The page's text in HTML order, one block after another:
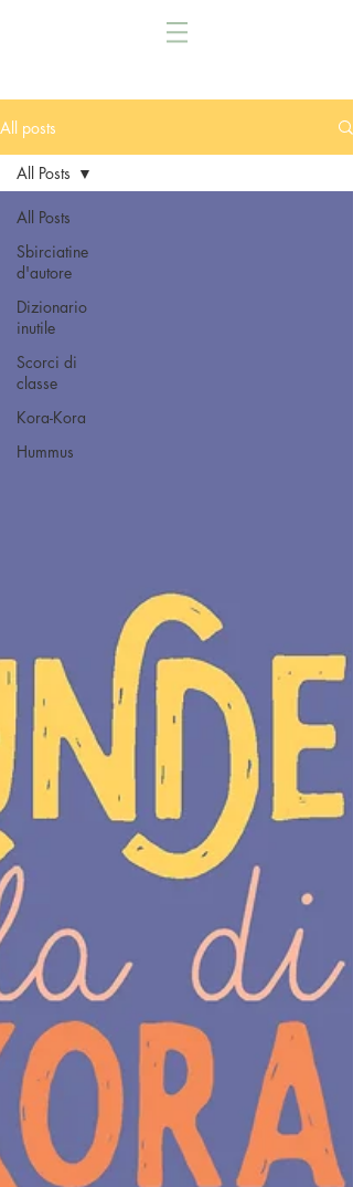
All posts
All Posts
Sbirciatine
d'autore
Dizionario
inutile
Scorci di
classe
Kora-Kora
Hummus
All Posts